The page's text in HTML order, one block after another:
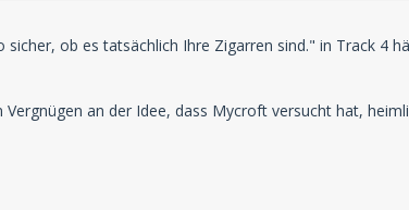
sicher, ob es tatsächlich Ihre Zigarren sind." in Track 4
an der Idee, dass Mycroft versucht hat,